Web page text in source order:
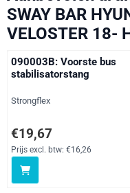
SWAY BAR
VELOSTER 18-
090003B: Voorste bus
stabilisatorstang
Merk:
Strongflex
Prijs: 19,67, exclusief btw:
€19,67
Prijs excl. btw: €16,26